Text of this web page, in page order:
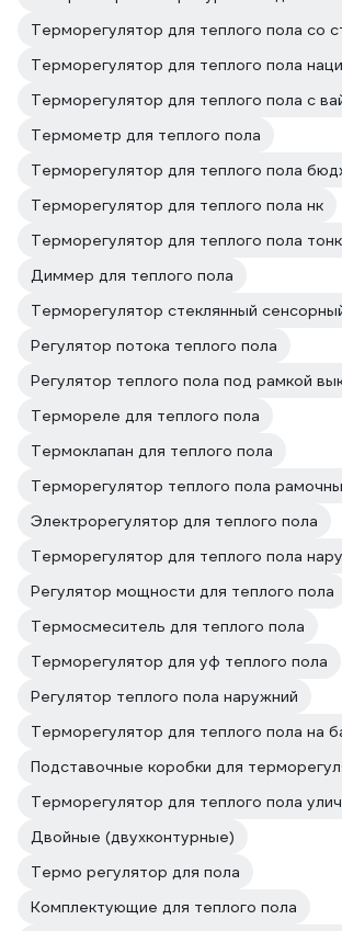
Терморегулятор для теплого пола
Терморегулятор для теплого пола с
Термометр для теплого пола
Терморегулятор для теплого пола
Терморегулятор для теплого пола нк
Терморегулятор для теплого пола
Диммер для теплого пола
Регулятор потока теплого пола
Регулятор теплого пола под рамкой
Термореле для теплого пола
Термоклапан для теплого пола
Терморегулятор теплого пола
Электрорегулятор для теплого пола
Терморегулятор для теплого пола
Регулятор мощности для теплого пола
Термосмеситель для теплого пола
Терморегулятор для уф теплого пола
Регулятор теплого пола наружний
Терморегулятор для теплого пола на
Терморегулятор для теплого пола
Двойные (двухконтурные)
Термо регулятор для пола
Комплектующие для теплого пола